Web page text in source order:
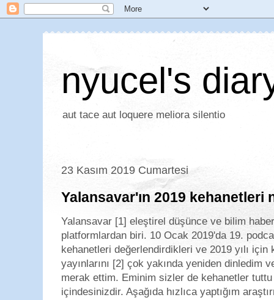
nyucel's
aut tace aut loquere meliora silentio
23 Kasım 2019 Cumartesi
Yalansavar'ın 2019 kehanetleri
Yalansavar [1] eleştirel düşünce ve bilim
platformlardan biri. 10 Ocak 2019'da 19.
kehanetleri değerlendirdikleri ve 2019 yılı için
yayınlarını [2] çok yakında yeniden dinledim
merak ettim. Eminim sizler de kehanetler tuttu
içindesinizdir. Aşağıda hızlıca yaptığım